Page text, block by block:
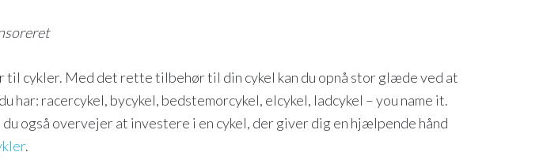
cykler. Med det rette tilbehør til din cykel kan du opnå stor glæde ved at
har: racercykel, bycykel, bedstemorcykel, elcykel, ladcykel – you name it.
også overvejer at investere i en cykel, der giver dig en hjælpende hånd
.